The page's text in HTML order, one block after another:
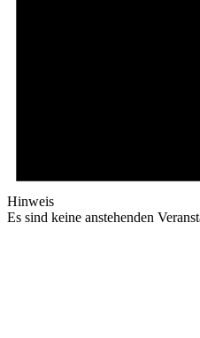
Hinweis
Es sind keine anstehenden